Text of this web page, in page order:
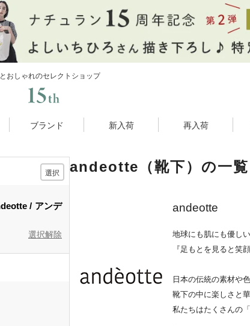
おしゃれのセレクトショップ
ブランド 新入荷 再入荷
選択
アンデ
選択解除
andeotte（靴下）の一覧
andeotte
地球にも肌にも優し
『足もとを見ると笑
日本の伝統の素材や
靴下の中に楽しさと
私たちはたくさんの